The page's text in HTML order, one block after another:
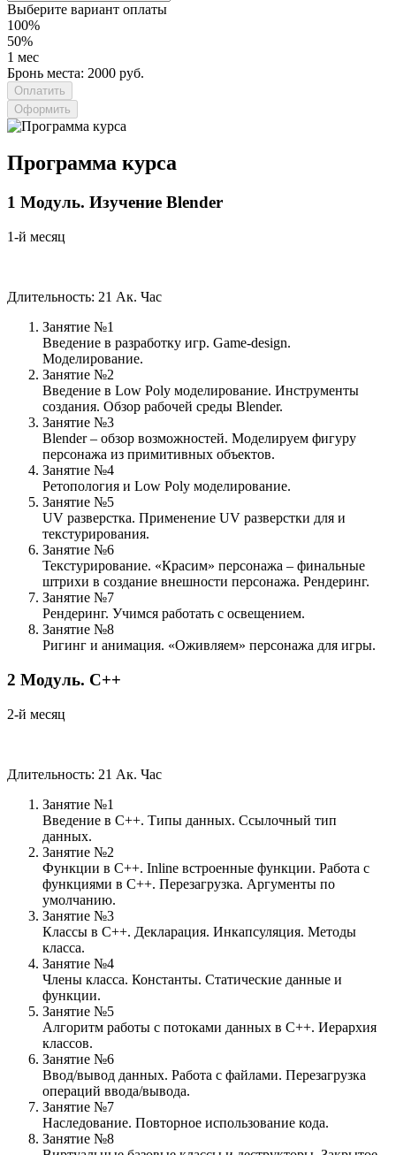
Выберите вариант оплаты
100%
50%
1 мес
Бронь места: 2000 руб.
Оформить
Программа курса
1 Модуль. Изучение Blender
1-й месяц
Длительность: 21 Ак. Час
Занятие №1
Введение в разработку игр. Game-design.
Моделирование.
Занятие №2
Введение в Low Poly моделирование. Инструменты
создания. Обзор рабочей среды Blender.
Занятие №3
Blender – обзор возможностей. Моделируем фигуру
персонажа из примитивных объектов.
Занятие №4
Ретопология и Low Poly моделирование.
Занятие №5
UV разверстка. Применение UV разверстки для и
текстурирования.
Занятие №6
Текстурирование. «Красим» персонажа – финальные
штрихи в создание внешности персонажа. Рендеринг.
Занятие №7
Рендеринг. Учимся работать с освещением.
Занятие №8
Ригинг и анимация. «Оживляем» персонажа для игры.
2 Модуль. C++
2-й месяц
Длительность: 21 Ак. Час
Занятие №1
Введение в С++. Типы данных. Ссылочный тип
данных.
Занятие №2
Функции в С++. Inline встроенные функции. Работа с
функциями в С++. Перезагрузка. Аргументы по
умолчанию.
Занятие №3
Классы в С++. Декларация. Инкапсуляция. Методы
класса.
Занятие №4
Члены класса. Константы. Статические данные и
функции.
Занятие №5
Алгоритм работы с потоками данных в С++. Иерархия
классов.
Занятие №6
Ввод/вывод данных. Работа с файлами. Перезагрузка
операций ввода/вывода.
Занятие №7
Наследование. Повторное использование кода.
Занятие №8